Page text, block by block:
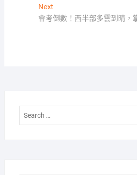
NextNext
post:
會考倒數！西半部多雲到晴，